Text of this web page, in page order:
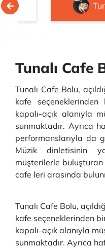
Tunalı Cafe
Tunalı Cafe Bolu,
kafe
kapalı-açık alanıyla
sunmaktadır. Ayrıca
performanslarıyla da
Müzik dinletisinin
müşterilerle buluşturan
cafe leri arasında
Tunalı Cafe Bolu,
kafe seçeneklerinden
kapalı-açık alanıyla
sunmaktadır. Ayrıca